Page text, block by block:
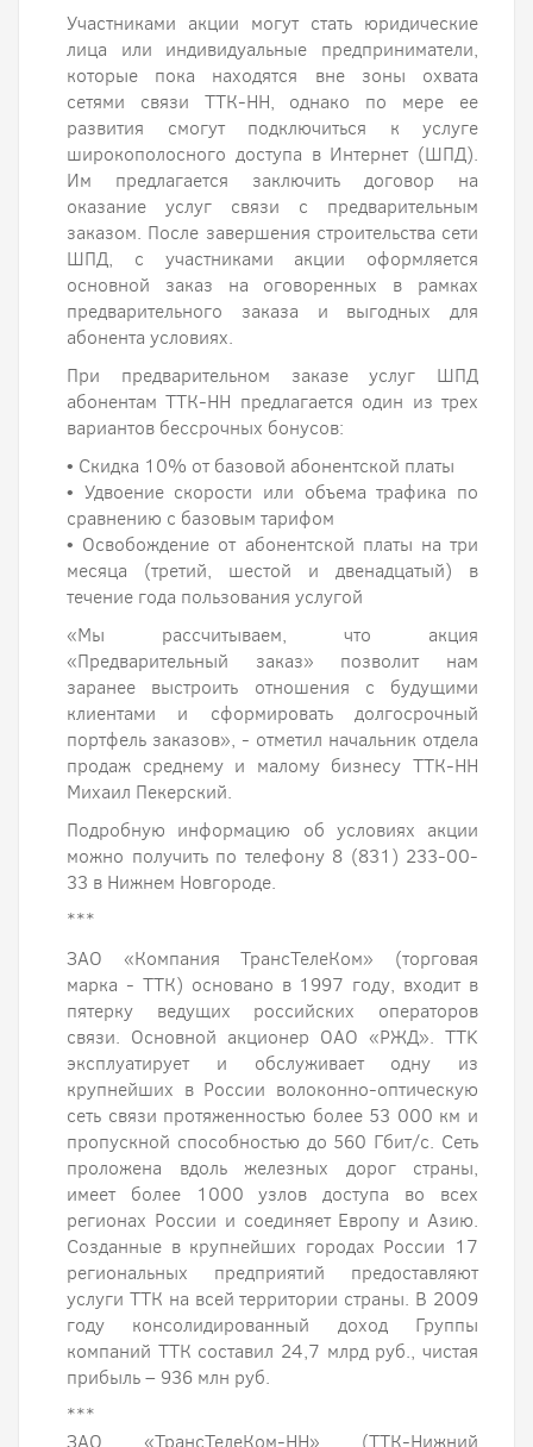
Участниками акции могут стать юридические
лица или индивидуальные предприниматели,
которые пока находятся вне зоны охвата
сетями связи ТТК-НН, однако по мере ее
развития смогут подключиться к услуге
широкополосного доступа в Интернет (ШПД).
Им предлагается заключить договор на
оказание услуг связи с предварительным
заказом. После завершения строительства сети
ШПД, с участниками акции оформляется
основной заказ на оговоренных в рамках
предварительного заказа и выгодных для
абонента условиях.
При предварительном заказе услуг ШПД
абонентам ТТК-НН предлагается один из трех
вариантов бессрочных бонусов:
• Скидка 10% от базовой абонентской платы
• Удвоение скорости или объема трафика по
сравнению с базовым тарифом
• Освобождение от абонентской платы на три
месяца (третий, шестой и двенадцатый) в
течение года пользования услугой
«Мы рассчитываем, что акция
«Предварительный заказ» позволит нам
заранее выстроить отношения с будущими
клиентами и сформировать долгосрочный
портфель заказов», - отметил начальник отдела
продаж среднему и малому бизнесу ТТК-НН
Михаил Пекерский.
Подробную информацию об условиях акции
можно получить по телефону 8 (831) 233-00-
33 в Нижнем Новгороде.
***
ЗАО «Компания ТрансТелеКом» (торговая
марка - ТТК) основано в 1997 году, входит в
пятерку ведущих российских операторов
связи. Основной акционер ОАО «РЖД». TTK
эксплуатирует и обслуживает одну из
крупнейших в России волоконно-оптическую
сеть связи протяженностью более 53 000 км и
пропускной способностью до 560 Гбит/с. Сеть
проложена вдоль железных дорог страны,
имеет более 1000 узлов доступа во всех
регионах России и соединяет Европу и Азию.
Созданные в крупнейших городах России 17
региональных предприятий предоставляют
услуги ТТК на всей территории страны. В 2009
году консолидированный доход Группы
компаний ТТК составил 24,7 млрд руб., чистая
прибыль – 936 млн руб.
***
ЗАО «ТрансТелеКом-НН» (ТТК-Нижний